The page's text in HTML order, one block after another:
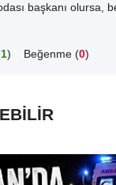
başkanı olursa,
1) Beğenme (0)